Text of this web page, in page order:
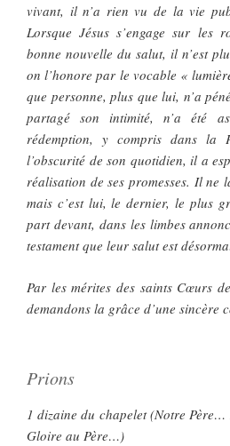
vivant, il n’a rien vu de la vie
Lorsque Jésus s’engage sur les
bonne nouvelle du salut, il n’est
on l’honore par le vocable «
que personne, plus que lui, n’a
partagé son intimité, n’a été
rédemption, y compris dans la
l’obscurité de son quotidien, il a
réalisation de ses promesses. Il ne
mais c’est lui, le dernier, le plus
part devant, dans les limbes
testament que leur salut est
Par les mérites des saints Cœurs
demandons la grâce d’une sincère
Prions
1 dizaine du chapelet (Notre
Gloire au Père…)